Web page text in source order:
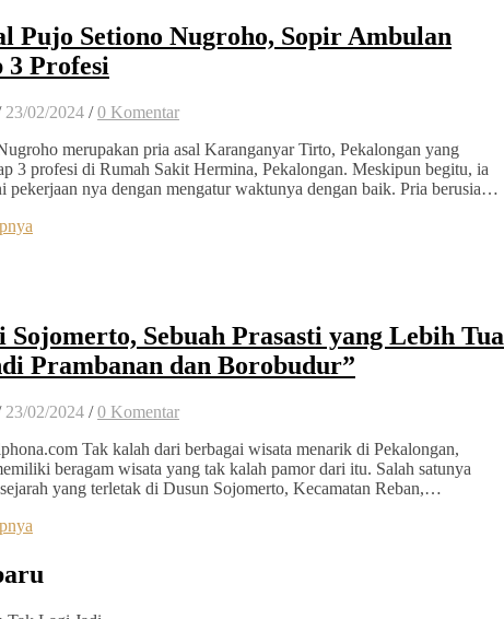
Pujo Setiono Nugroho, Sopir Ambulan
3 Profesi
23/02/2024 / 0 Komentar
merupakan pria asal Karanganyar Tirto, Pekalongan yang
3 profesi di Rumah Sakit Hermina, Pekalongan. Meskipun begitu, ia
pekerjaan nya dengan mengatur waktunya dengan baik. Pria berusia…
Sojomerto, Sebuah Prasasti yang Lebih Tua
Prambanan dan Borobudur”
23/02/2024 / 0 Komentar
Tak kalah dari berbagai wisata menarik di Pekalongan,
beragam wisata yang tak kalah pamor dari itu. Salah satunya
yang terletak di Dusun Sojomerto, Kecamatan Reban,…